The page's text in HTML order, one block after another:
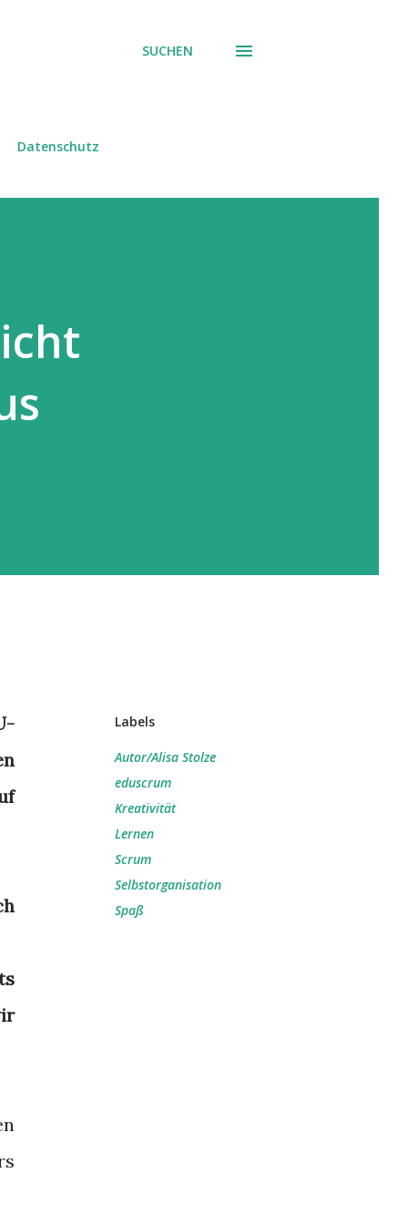
SUCHEN
Datenschutz
Labels
Autor/Alisa Stolze
eduscrum
Kreativität
Lernen
Scrum
Selbstorganisation
Spaß